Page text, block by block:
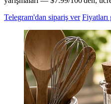
Telegram'dan sipariş ver Fiyatları